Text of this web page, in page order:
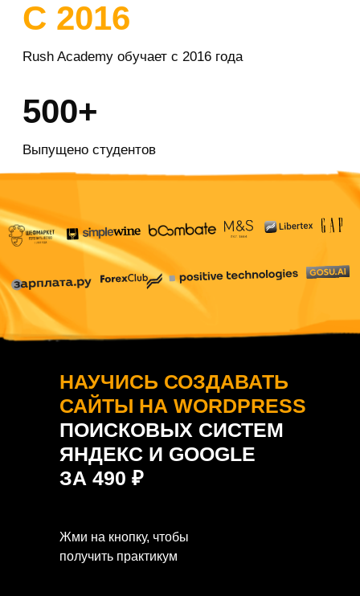
НАУЧИСЬ СОЗДАВАТЬ
САЙТЫ НА WORDPRESS
ПОИСКОВЫХ СИСТЕМ
ЯНДЕКС И GOOGLE
ЗА 490 ₽
Жми на кнопку, чтобы
получить практикум